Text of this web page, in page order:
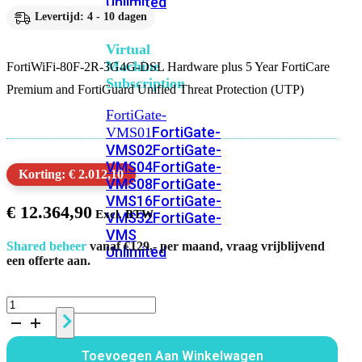
Virtual
Machine
Subscription
FortiGate-
VMS01FortiGate-
VMS02FortiGate-
VMS04FortiGate-
VMS08FortiGate-
VMS16FortiGate-
VMS32FortiGate-
VMS
Unlimited
Switch
Levertijd: 4 - 10 dagen
FortiWiFi-80F-2R-3G4G-DSL Hardware plus 5 Year FortiCare
Premium and FortiGuard Unified Threat Protection (UTP)
Korting: € 2.012,10
€ 12.364,90
Shared beheer vanaf €129,- per maand, vraag vrijblijvend
een offerte aan.
FortiWiFi
80F
3G4G
Toevoegen Aan Winkelwagen